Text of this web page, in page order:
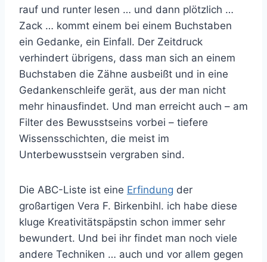
rauf und runter lesen … und dann plötzlich …
Zack … kommt einem bei einem Buchstaben
ein Gedanke, ein Einfall. Der Zeitdruck
verhindert übrigens, dass man sich an einem
Buchstaben die Zähne ausbeißt und in eine
Gedankenschleife gerät, aus der man nicht
mehr hinausfindet. Und man erreicht auch – am
Filter des Bewusstseins vorbei – tiefere
Wissensschichten, die meist im
Unterbewusstsein vergraben sind.
Die ABC-Liste ist eine Erfindung der
großartigen Vera F. Birkenbihl. ich habe diese
kluge Kreativitätspäpstin schon immer sehr
bewundert. Und bei ihr findet man noch viele
andere Techniken … auch und vor allem gegen